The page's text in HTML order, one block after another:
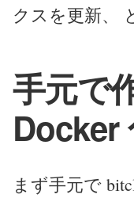
クスを更新、
手元で
Docker
まず手元で